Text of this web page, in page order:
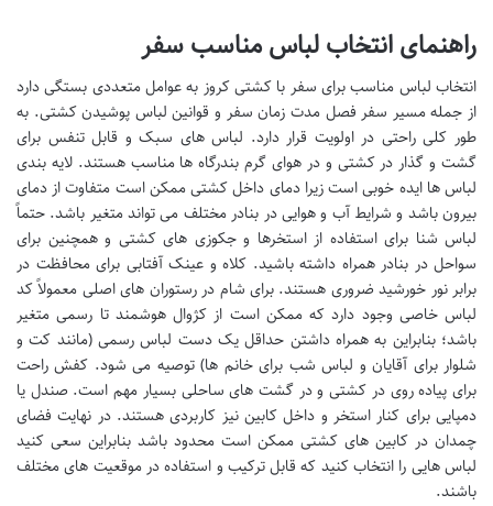
راهنمای انتخاب لباس مناسب سفر
انتخاب لباس مناسب برای سفر با کشتی کروز به عوامل متعددی بستگی دارد
از جمله مسیر سفر فصل مدت زمان سفر و قوانین لباس پوشیدن کشتی. به
طور کلی راحتی در اولویت قرار دارد. لباس های سبک و قابل تنفس برای
گشت و گذار در کشتی و در هوای گرم بندرگاه ها مناسب هستند. لایه بندی
لباس ها ایده خوبی است زیرا دمای داخل کشتی ممکن است متفاوت از دمای
بیرون باشد و شرایط آب و هوایی در بنادر مختلف می تواند متغیر باشد. حتماً
لباس شنا برای استفاده از استخرها و جکوزی های کشتی و همچنین برای
سواحل در بنادر همراه داشته باشید. کلاه و عینک آفتابی برای محافظت در
برابر نور خورشید ضروری هستند. برای شام در رستوران های اصلی معمولاً کد
لباس خاصی وجود دارد که ممکن است از کژوال هوشمند تا رسمی متغیر
باشد؛ بنابراین به همراه داشتن حداقل یک دست لباس رسمی (مانند کت و
شلوار برای آقایان و لباس شب برای خانم ها) توصیه می شود. کفش راحت
برای پیاده روی در کشتی و در گشت های ساحلی بسیار مهم است. صندل یا
دمپایی برای کنار استخر و داخل کابین نیز کاربردی هستند. در نهایت فضای
چمدان در کابین های کشتی ممکن است محدود باشد بنابراین سعی کنید
لباس هایی را انتخاب کنید که قابل ترکیب و استفاده در موقعیت های مختلف
باشند.